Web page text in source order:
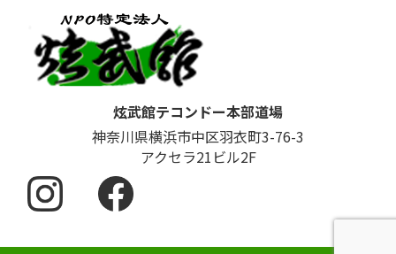
炫武館テコンドー本部道場
神奈川県横浜市中区羽衣町3-76-3
アクセラ21ビル2F